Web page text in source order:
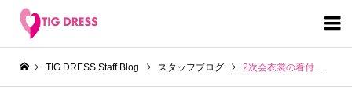

TIG DRESS Staff Blog スタッフブログ 2次会衣裳の着付けは誰でも出来ます♪♪